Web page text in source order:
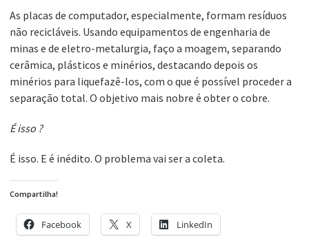
As placas de computador, especialmente, formam resíduos
não recicláveis. Usando equipamentos de engenharia de
minas e de eletro-metalurgia, faço a moagem, separando
cerâmica, plásticos e minérios, destacando depois os
minérios para liquefazê-los, com o que é possível proceder a
separação total. O objetivo mais nobre é obter o cobre.
É isso ?
É isso. E é inédito. O problema vai ser a coleta.
Compartilha!
Facebook X LinkedIn